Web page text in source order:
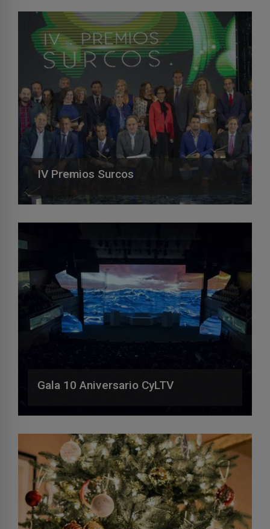
IV Premios Surcos
Gala 10 Aniversario CyLTV